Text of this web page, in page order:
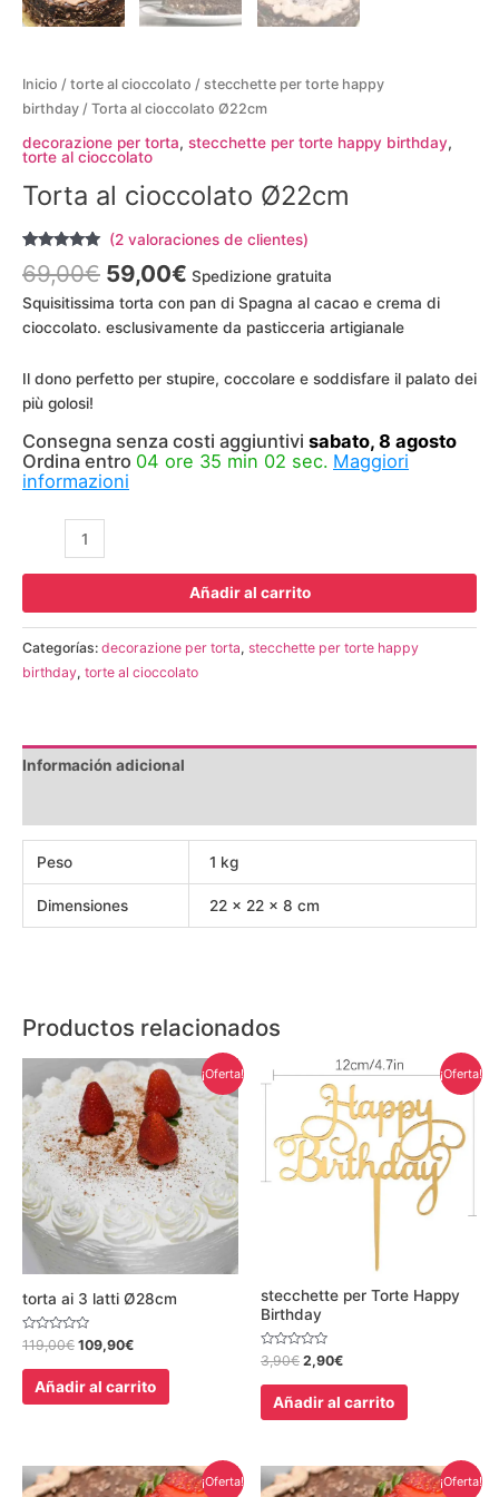
Inicio / torte al cioccolato / stecchette per torte happy
birthday / Torta al cioccolato Ø22cm
decorazione per torta, stecchette per torte happy birthday,
torte al cioccolato
Torta al cioccolato Ø22cm
Valorado
con5.00de
5 en base a
2
valoraciones
de clientes
(2valoraciones de clientes)
69,00€ 59,00€ Spedizione gratuita
Squisitissima torta con pan di Spagna al cacao e crema di
cioccolato. esclusivamente da pasticceria artigianale
Il dono perfetto per stupire, coccolare e soddisfare il palato dei
più golosi!
Consegna senza costi aggiuntivi sabato, 8 agosto
Ordina entro 04 ore 35 min 02 sec. Maggiori
informazioni
Añadir al carrito
Categorías: decorazione per torta, stecchette per torte happy
birthday, torte al cioccolato
Información adicional
Peso 1 kg
Dimensiones 22 × 22 × 8 cm
Productos relacionados
¡Oferta!
torta ai 3 latti Ø28cm
Valorado
con
0
119,00€
El
precio
original
era:
119,00€.
109,90€
El
precio
actual
es:
109,90€.
Añadir al carrito
¡Oferta!
stecchette per Torte Happy
Birthday
Valorado
con
0
3,90€
precio
original
era:
3,90€.
2,90€
El
precio
actual
es:
2,90€.
Añadir al carrito
¡Oferta!
El
precio
El
precio
¡Oferta!
El
precio
El
precio